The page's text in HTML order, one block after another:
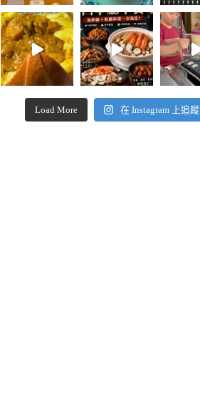
Load More 在 Instagram 上追蹤